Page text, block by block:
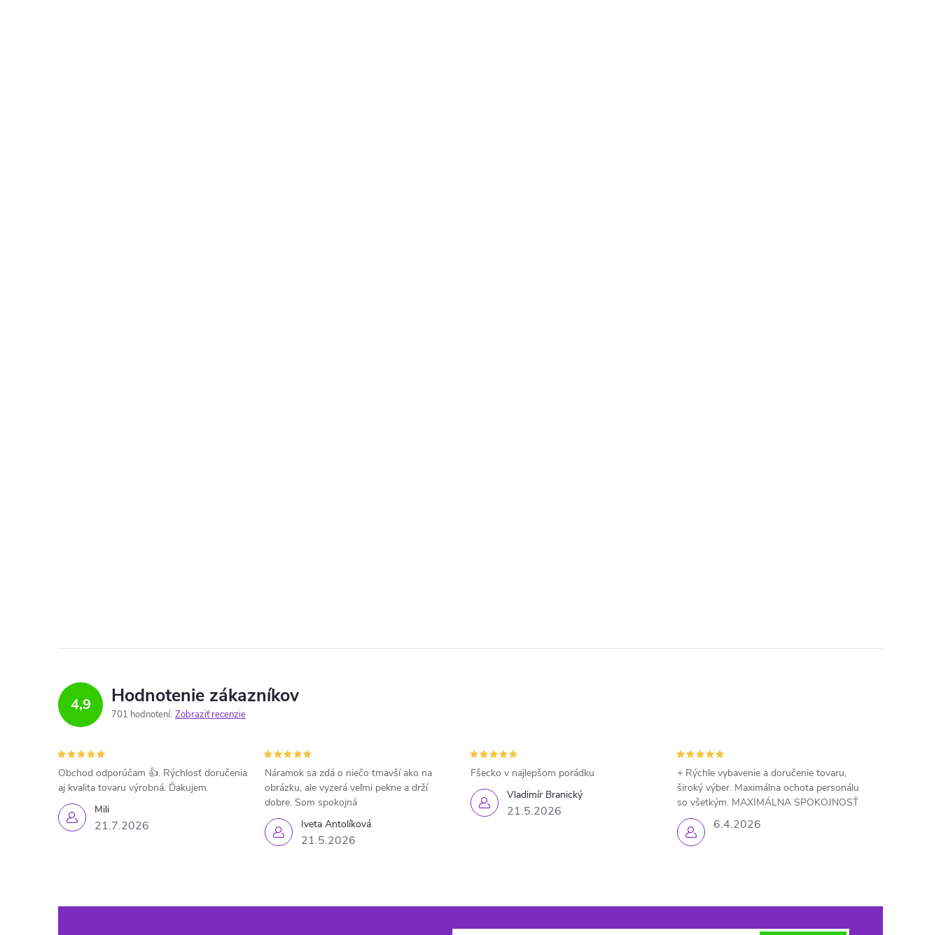
4,9 Hodnotenie zákazníkov
701 hodnotení Zobraziť recenzie
Mili
21.7.2026
Obchod odporúčam 👍. Rýchlosť doručenia
aj kvalita tovaru výrobná. Ďakujem.
Iveta Antolíková
21.5.2026
Náramok sa zdá o niečo tmavší ako na
obrázku, ale vyzerá veľmi pekne a drží
dobre. Som spokojná
Vladimír Branický
21.5.2026
Fšecko v najlepšom porádku
6.4.2026
+ Rýchle vybavenie a doručenie tovaru,
široký výber. Maximálna ochota personálu
so všetkým. MAXIMÁLNA SPOKOJNOSŤ